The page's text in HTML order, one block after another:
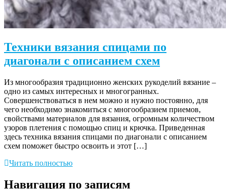
Техники вязания спицами по
диагонали с описанием схем
Из многообразия традиционно женских рукоделий вязание –
одно из самых интересных и многогранных.
Совершенствоваться в нем можно и нужно постоянно, для
чего необходимо знакомиться с многообразием приемов,
свойствами материалов для вязания, огромным количеством
узоров плетения с помощью спиц и крючка. Приведенная
здесь техника вязания спицами по диагонали с описанием
схем поможет быстро освоить и этот […]
Читать полностью
Навигация по записям